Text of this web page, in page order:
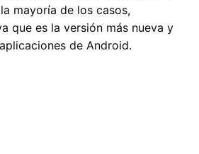
mayoría de los casos,
que es la versión más nueva y
de Android.